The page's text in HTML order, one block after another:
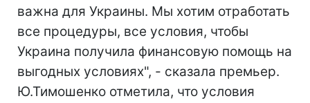
важна для Украины. Мы хотим отработать
все процедуры, все условия, чтобы
Украина получила финансовую помощь на
выгодных условиях", - сказала премьер.
Ю.Тимошенко отметила, что условия